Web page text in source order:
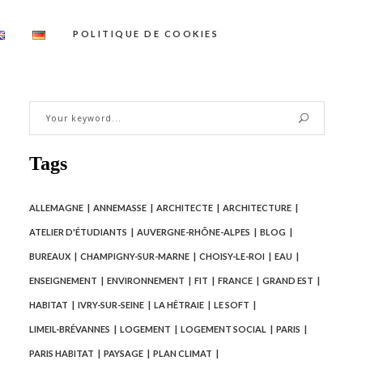
POLITIQUE DE COOKIES
Tags
ALLEMAGNE ANNEMASSE ARCHITECTE ARCHITECTURE
ATELIER D'ÉTUDIANTS AUVERGNE-RHÔNE-ALPES BLOG
BUREAUX CHAMPIGNY-SUR-MARNE CHOISY-LE-ROI EAU
ENSEIGNEMENT ENVIRONNEMENT FIT FRANCE GRAND EST
HABITAT IVRY-SUR-SEINE LA HÊTRAIE LE SOFT
LIMEIL-BRÉVANNES LOGEMENT LOGEMENT SOCIAL PARIS
PARIS HABITAT PAYSAGE PLAN CLIMAT